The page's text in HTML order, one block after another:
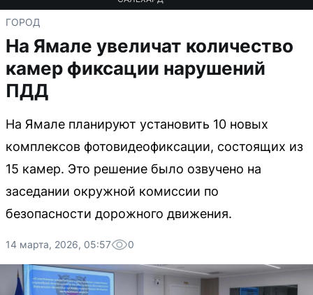
ГОРОД
На Ямале увеличат количество
камер фиксации нарушений
ПДД
На Ямале планируют установить 10 новых
комплексов фотовидеофиксации, состоящих из
15 камер. Это решение было озвучено на
заседании окружной комиссии по
безопасности дорожного движения.
14 марта, 2026, 05:57 0